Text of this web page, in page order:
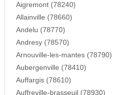
Aigremont (78240)
Allainville (78660)
Andelu (78770)
Andresy (78570)
Arnouville-les-mantes (78790)
Aubergenville (78410)
Auffargis (78610)
Auffreville-brasseuil (78930)